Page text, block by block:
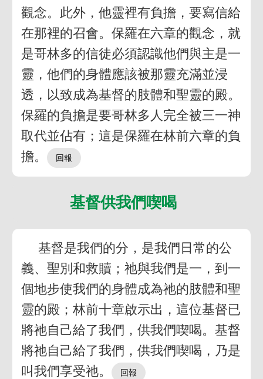
觀念。此外，他靈裡有負擔，要寫信給
在那裡的召會。保羅在六章的觀念，就
是哥林多的信徒必須認識他們與主是一
靈，他們的身體應該被那靈充滿並浸
透，以致成為基督的肢體和聖靈的殿。
保羅的負擔是要哥林多人完全被三一神
取代並佔有；這是保羅在林前六章的負
擔。
基督供我們喫喝
基督是我們的分，是我們日常的公
義、聖別和救贖；祂與我們是一，到一
個地步使我們的身體成為祂的肢體和聖
靈的殿；林前十章啟示出，這位基督已
將祂自己給了我們，供我們喫喝。基督
將祂自己給了我們，供我們喫喝，乃是
叫我們享受祂。